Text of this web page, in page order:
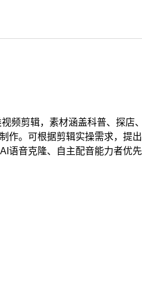
频剪辑，素材涵盖科普、探店
作。可根据剪辑实操需求，提
语音克隆、自主配音能力者优